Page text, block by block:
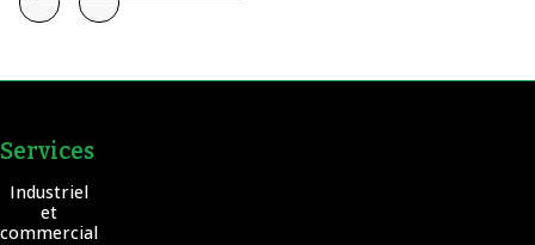
Services
Industriel
et
commercial